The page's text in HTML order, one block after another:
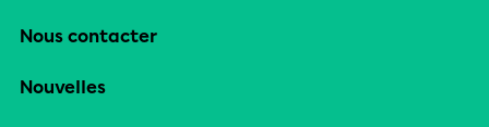
Nous contacter
Nouvelles